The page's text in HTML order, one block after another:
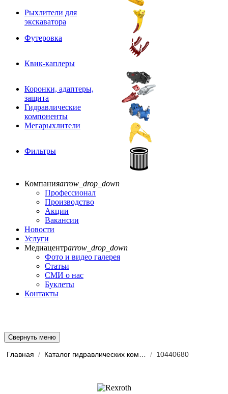
Рыхлители для
экскаватора
Футеровка
Квик-каплеры
Коронки, адаптеры,
защита
Гидравлические
компоненты
Мегарыхлители
Фильтры
Компанияarrow_drop_down
Профессионал
Производство
Акции
Вакансии
Новости
Услуги
Медиацентрarrow_drop_down
Фото и видео галерея
Статьи
СМИ о нас
Буклеты
Контакты
Свернуть меню
Главная / / 10440680